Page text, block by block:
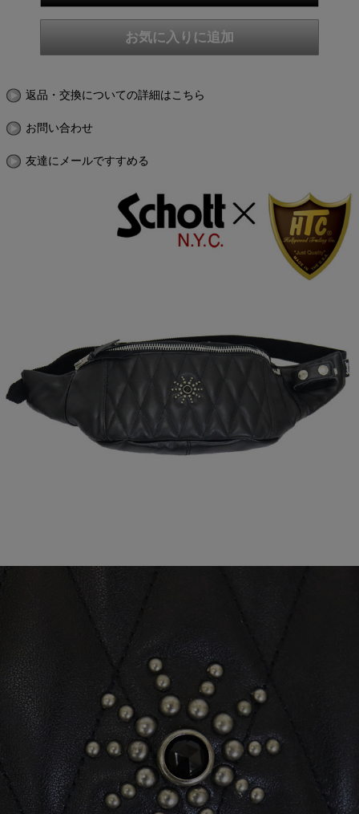
返品・交換についての詳細はこちら
お問い合わせ
友達にメールですすめる